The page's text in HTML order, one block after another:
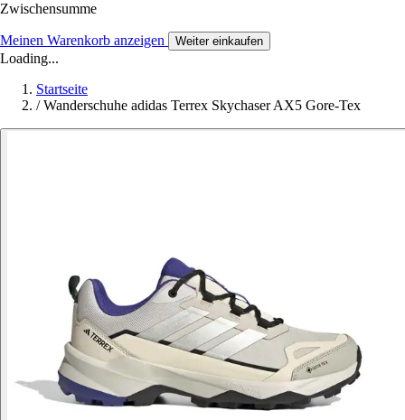
Zwischensumme
Meinen Warenkorb anzeigen Weiter einkaufen
Loading...
Startseite
/ Wanderschuhe adidas Terrex Skychaser AX5 Gore-Tex